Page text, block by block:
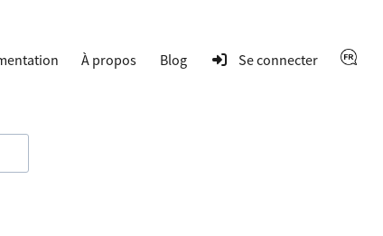
À propos Blog Se connecter